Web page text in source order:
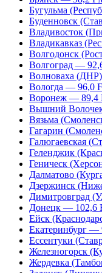
Бугульма
Буденновск
Владивосток
Владикавказ
Волгодонск
Волгоград —
Волноваха
Вологда — 96,0
Воронеж — 89,4
Вышний
Вязьма
Гагарин
Галюгаевская
Геленджик
Геническ
Далматово
Дзержинск
Димитровград
Донецк — 102,6
Ейск
Екатеринбург —
Ессентуки
Железногорск
Жердевка